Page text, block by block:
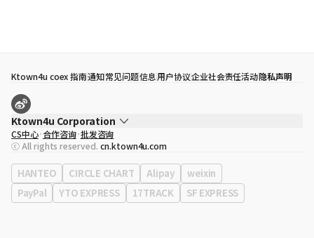
Ktown4u coex 指南通知常见问题信息用户协议企业社会责任活动隐私声明
Ktown4u Corporation
代表
宋効珉
营业执照 120-87-71116
公司地址 首尔特别市 江南区 岭东大路 513号 3楼 （三成洞， coex)
CS中心 合作咨询 批发咨询
ⓒ All rights reserved. cn.ktown4u.com
HANTEO CIRCLE CHART Alipay
weixin
PayPal
YTO EXPRESS 17TRACK SF EXPRESS